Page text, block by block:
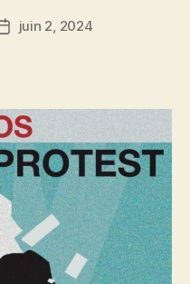
Datejuin 2, 2024